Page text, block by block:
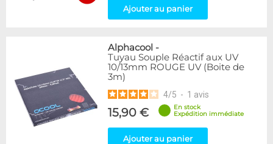
Ajouter au panier
Alphacool -
Tuyau Souple Réactif aux UV
10/13mm ROUGE UV (Boite de
3m)
4/5 - 1 avis
15,90 €
En stock
Expédition immédiate
Ajouter au panier